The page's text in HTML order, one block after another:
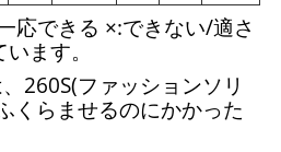
応できる ×:できない/適さ
ます。
260S(ファッションソリ
くらませるのにかかった